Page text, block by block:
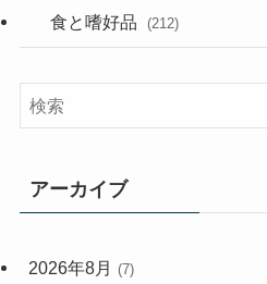
(282)
(33)
(56)
食と嗜好品 (212)
アーカイブ
2026年8月 (7)